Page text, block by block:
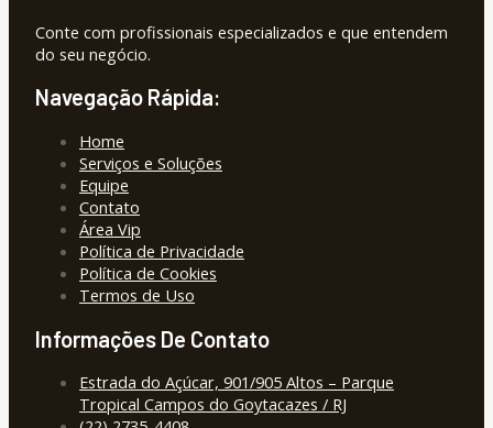
Conte com profissionais especializados e que entendem
do seu negócio.
Navegação Rápida:
Home
Serviços e Soluções
Equipe
Contato
Área Vip
Política de Privacidade
Política de Cookies
Termos de Uso
Informações De Contato
Estrada do Açúcar, 901/905 Altos – Parque
Tropical Campos do Goytacazes / RJ